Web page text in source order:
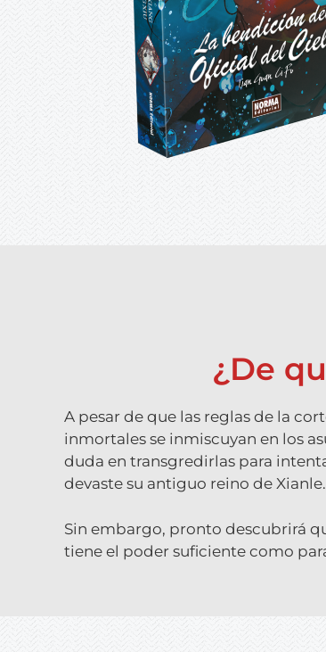
¿De
A pesar de que las reglas de la
inmortales se inmiscuyan en los
duda en transgredirlas para
devaste su antiguo reino de Xianle.
Sin embargo, pronto descubrirá
tiene el poder suficiente como